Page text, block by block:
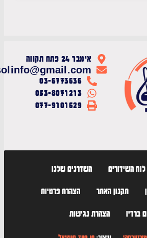
אימבר 24 פתח תקווה
radiosolinfo@gmail.com
03-6773636
053-8071213
077-9101629
השדרנים שלנו
האתר הצהרת פרטיות
הצהרת נגישות